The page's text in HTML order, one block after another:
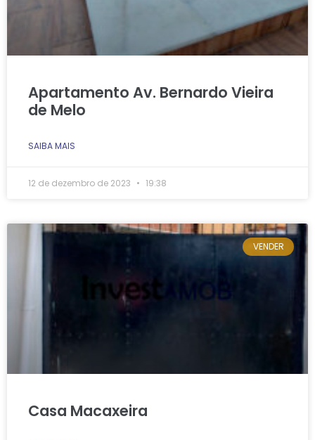
Apartamento Av. Bernardo Vieira
de Melo
SAIBA MAIS
12 de dezembro de 2023 19:38
VENDER
Casa Macaxeira